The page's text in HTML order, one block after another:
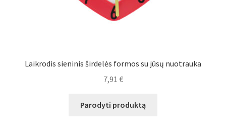
Laikrodis sieninis širdelės formos su jūsų nuotrauka
7,91 €
Parodyti produktą